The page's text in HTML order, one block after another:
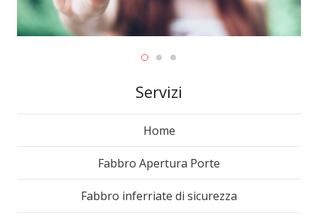
Servizi
Home
Fabbro Apertura Porte
Fabbro inferriate di sicurezza